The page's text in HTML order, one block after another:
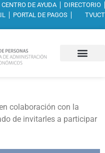
CENTRO DE AYUDA
DIRECTORIO
PORTAL DE PAGOS TVUCT
colaboración con la
de invitarles a participar